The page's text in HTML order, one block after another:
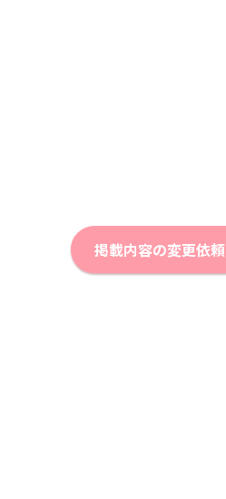
掲載内容の変更依頼